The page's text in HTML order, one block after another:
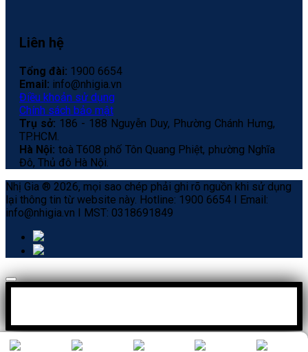
Liên hệ
Tổng đài: 1900 6654
Email: info@nhigia.vn
Điều khoản sử dụng
Chính sách bảo mật
Trụ sở: 186 - 188 Nguyễn Duy, Phường Chánh Hưng,
TP.HCM.
Hà Nội: toà T608 phố Tôn Quang Phiệt, phường Nghĩa
Đô, Thủ đô Hà Nội.
Nhị Gia ® 2026, mọi sao chép phải ghi rõ nguồn khi sử dụng
lại thông tin từ website này. Hotline: 1900 6654 I Email:
info@nhigia.vn I MST: 0318691849